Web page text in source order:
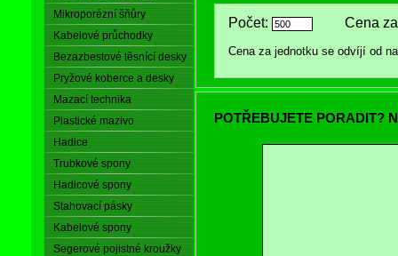
Mikroporézní šňůry
Kabelové průchodky
Bezazbestové těsnící desky
Pryžové koberce a desky
Mazací technika
Plastické mazivo
Hadice
Trubkové spony
Hadicové spony
Stahovací pásky
Kabelové spony
Segerové pojistné kroužky
Počet: Cena za
Cena za jednotku se odvíjí od
POTŘEBUJETE PORADIT?